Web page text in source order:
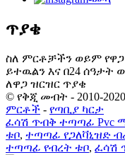
ጥያቄ
ስለ ምርቶቻችን ወይም
ይተዉልን እና በ24 ሰዓታት
ለዋጋ ዝርዝር ጥያቄ
© የቅጂ መብት - 2010-
ምርቶች - የጣቢያ ካርታ
ፈሳሽ ጥብቅ ተጣጣፊ Pvc
ቱቦ, ተጣጣፊ የጋለቫኒዝድ
ተጣጣፊ የብረት ቱቦ, ፈሳሽ